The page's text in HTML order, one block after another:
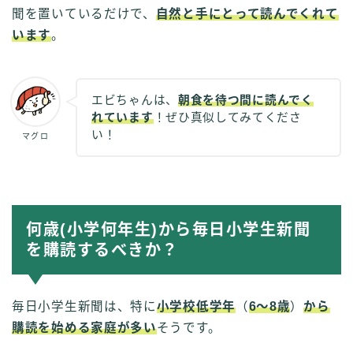
聞を置いているだけで、 自然と手にとって読んでくれて
います。
マグロ
エビちゃんは、 朝食を待つ間に読んでく
れています！ぜひ真似してみてくださ
い！
何歳(小学何年生)から毎日小学生新聞
を購読するべきか？
毎日小学生新聞は、特に小学校低学年（6〜8歳）から
購読を始める家庭が多いそうです。